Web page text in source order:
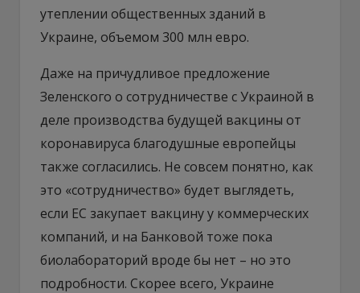
утеплении общественных зданий в
Украине, объемом 300 млн евро.
Даже на причудливое предложение
Зеленского о сотрудничестве с Украиной в
деле производства будущей вакцины от
коронавируса благодушные европейцы
также согласились. Не совсем понятно, как
это «сотрудничество» будет выглядеть,
если ЕС закупает вакцину у коммерческих
компаний, и на Банковой тоже пока
биолабораторий вроде бы нет – но это
подробности. Скорее всего, Украине